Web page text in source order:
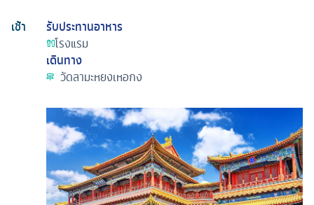
เช้า
รับประทานอาหาร
โรงแรม
เดินทาง
วัดลามะหยงเหอกง